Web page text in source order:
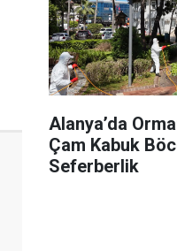
Alanya’da
Çam Kabuk
Seferberlik